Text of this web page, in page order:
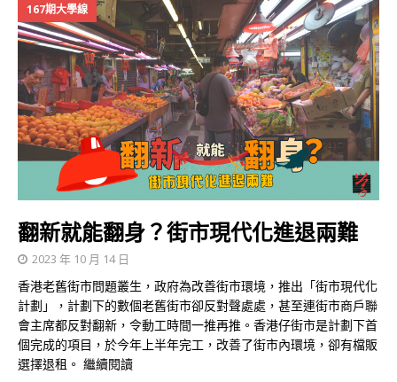
167期大學線
翻新就能翻身？街市現代化進退兩難
2023 年 10 月 14 日
香港老舊街市問題叢生，政府為改善街市環境，推出「街市現代化
計劃」，計劃下的數個老舊街市卻反對聲處處，甚至連街市商戶聯
會主席都反對翻新，令動工時間一推再推。香港仔街市是計劃下首
個完成的項目，於今年上半年完工，改善了街市內環境，卻有檔販
選擇退租。 繼續閱讀